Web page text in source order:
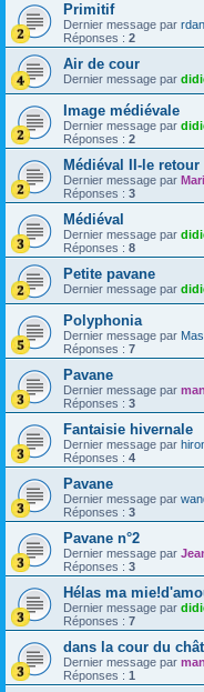
Primitif
Dernier message par
Réponses : 2
Air de cour
Dernier message par
Image médiévale
Dernier message par
Réponses : 2
Médiéval II-le retour
Dernier message par
Réponses : 3
Médiéval
Dernier message par
Réponses : 8
Petite pavane
Dernier message par
Polyphonia
Dernier message par
Réponses : 7
Pavane
Dernier message par
Réponses : 3
Fantaisie hivernale
Dernier message par
Réponses : 4
Pavane
Dernier message par
Réponses : 3
Pavane n°2
Dernier message par
Réponses : 3
Hélas ma
Dernier message par
Réponses : 7
dans la cour du
Dernier message par
Réponses : 1